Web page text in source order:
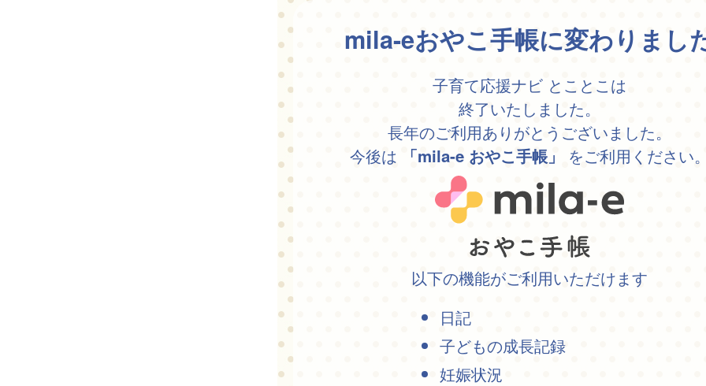
mila-eおやこ手帳に変わりまし
子育て応援ナビ とことこは
終了いたしました。
長年のご利用ありがとうございました。
今後は
「mila-e おやこ手帳」 をご利用ください
以下の機能がご利用いただけます
日記
子どもの成長記録
妊娠状況